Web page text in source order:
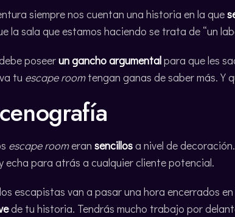
siempre nos cuentan una historia en la que
la sala que estamos haciendo se trata de “un
poseerun gancho argumentalpara que les
tu escape roomtengan ganas de saber más. Y
escape roomeran sencillosa nivel de
echa para atrás a cualquier cliente potencial.
escapistas van a pasar una hora encerrados
de tu historia. Tendrás mucho trabajo por